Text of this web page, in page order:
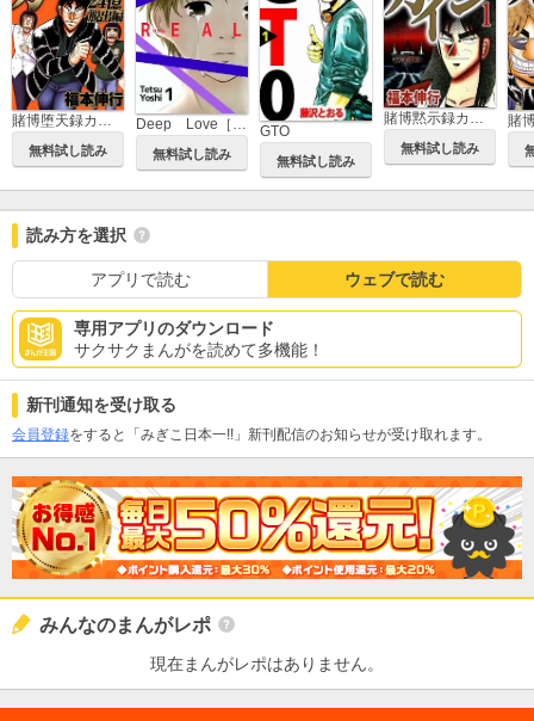
賭博堕天録カイジ 24億脱出編
無料試し読み
Deep Love［REAL]
無料試し読み
GTO
無料試し読み
賭博黙示録カイジ
無料試し読み
読み方を選択
アプリで読む ウェブで読む
専用アプリのダウンロード
サクサクまんがを読めて多機能！
新刊通知を受け取る
会員登録をすると「みぎこ日本一!!」新刊配信のお知らせが受け取れます。
みんなのまんがレポ
現在まんがレポはありません。